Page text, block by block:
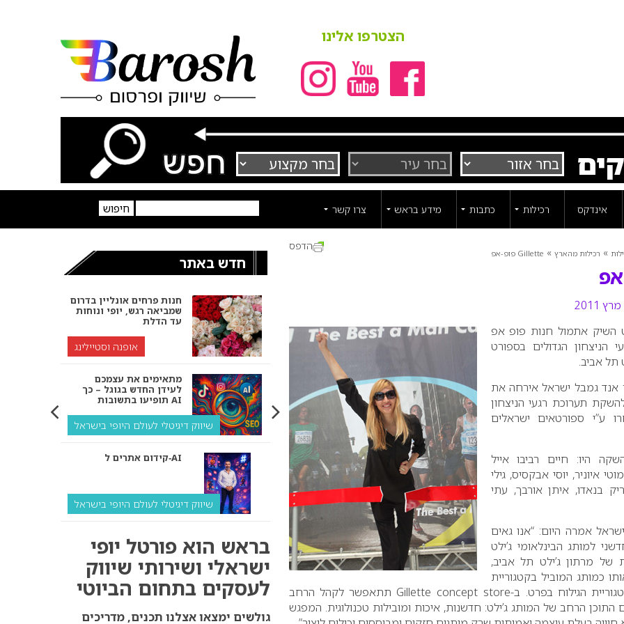
הצטרפו אלינו
אינדקס רכילות כתבות מידע בראש צרו קשר
» רכילות מהארץ » Gillette פופ-אפ
הדפס
השיק אתמול חנות פופ אפ
הניצחון הגדולים בספורט
תל אביב.
אנד גמבל ישראל אירחה את
תערוכת רגעי הניצחון
ע”י ספורטאים ישראלים
היו: חיים רביבו אייל
איוניר, יוסי אבקסיס, גילי
בנאדו, איתן אורבך, עתי
אמרה היום: “אנו גאים
למותג הבינלאומי ג’ילט
של מרתון ג’ילט תל אביב,
כמותג המוביל בקטגוריית
הגילוח בפרט. ב-
Gillette concept store
תתאפשר לקהל הרחב
הרחב של המותג ג’ילט: חדשנות, איכות ומובילות טכנולוגית. המפגש
חדש באתר
חנות פרחים אונליין בדרום
שמביאה רגש, יופי ונוחות
עד הדלת
אופנה וסטיילינג
מתאימים את עצמכם
לעידן החדש בגוגל – כך
תופיעו בתשובות AI
שיווק דיגיטלי לעולם היופי בישראל
קידום אתרים ל‑AI
שיווק דיגיטלי לעולם היופי בישראל
ולמה העסק שלך צריך
שיווק דיגיטלי לעסקים
קידום ל‑AI לעומת קידום
בראש הוא פורטל יופי
ישראלי ושירותי שיווק
לעסקים בתחום הביוטי
גולשים ימצאו אצלנו תכנים, מדריכים